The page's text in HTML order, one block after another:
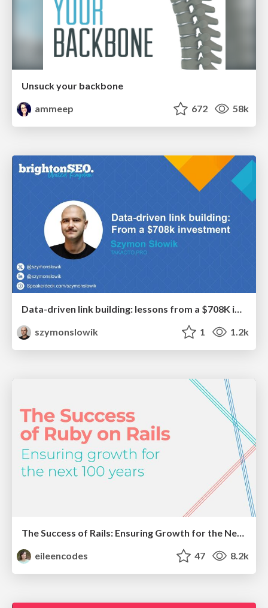
Unsuck your backbone
ammeep
672 58k
Data-driven link building: lessons from a $708K investment (BrightonSEO talk)
szymonslowik
1 1.2k
The Success of Rails: Ensuring Growth for the Next 100 Years
eileencodes
47 8.2k